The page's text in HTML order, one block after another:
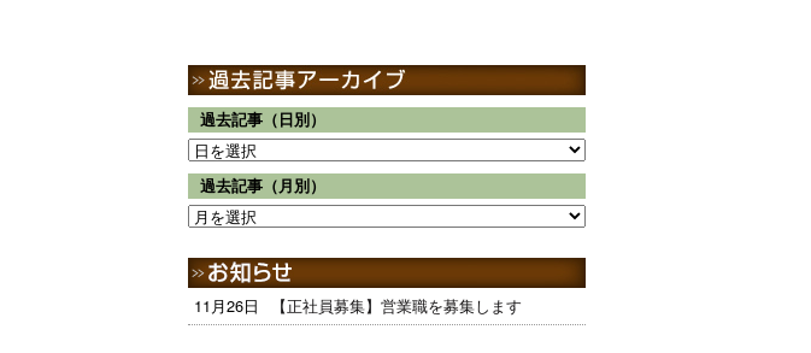
過去記事（日別）
過去記事（月別）
11月26日 【正社員募集】営業職を募集します